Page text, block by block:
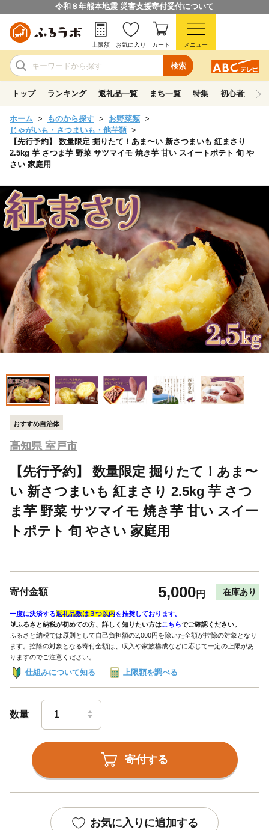
令和８年熊本地震 災害支援寄付受付について
検索
上限額 お気に入り カート メニュー
トップ ランキング 返礼品一覧 まち一覧 特集 初心者ガイド
ホーム ものから探す
お野菜類
じゃがいも・さつまいも・他芋類
【先行予約】 数量限定 掘りたて！あま〜い 新さつまいも 紅まさり
2.5kg 芋 さつま芋 野菜 サツマイモ 焼き芋 甘い スイートポテト 旬 や
さい 家庭用
おすすめ自治体
高知県 室戸市
【先行予約】 数量限定 掘りたて！あま〜
い 新さつまいも 紅まさり 2.5kg 芋 さつ
ま芋 野菜 サツマイモ 焼き芋 甘い スイー
トポテト 旬 やさい 家庭用
寄付金額 5,000円 在庫あり
一度に決済する返礼品数は３つ以内を推奨しております。
🔰ふるさと納税が初めての方、詳しく知りたい方はこちらでご確認ください。
ふるさと納税では原則として自己負担額の2,000円を除いた全額が控除の対象となり
ます。控除の対象となる寄付金額は、収入や家族構成などに応じて一定の上限があ
りますのでご注意ください。
仕組みについて知る 上限額を調べる
数量
寄付する
お気に入りに追加する